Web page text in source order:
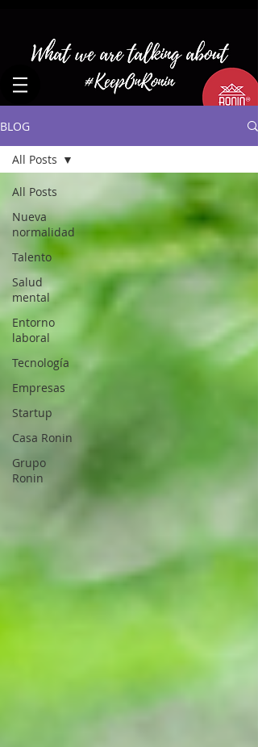
BLOG
All Posts
Nueva
normalidad
Talento
Salud
mental
Entorno
laboral
Tecnología
Empresas
Startup
Casa Ronin
Grupo
Ronin
All Posts